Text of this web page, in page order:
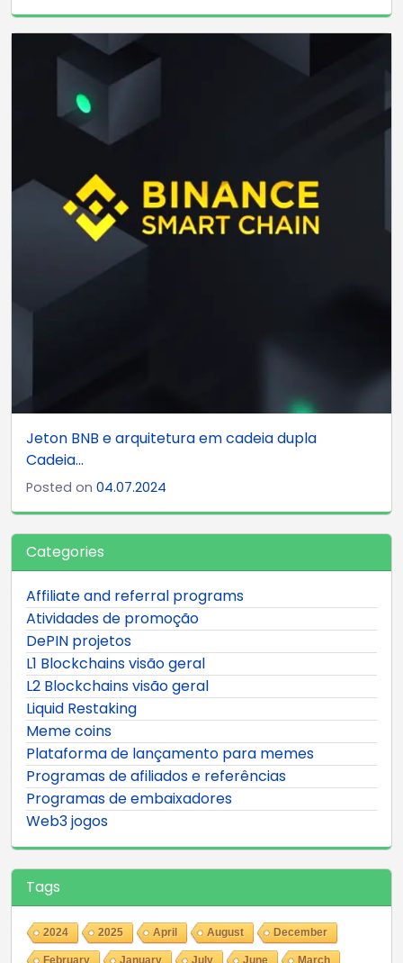
Jeton BNB e arquitetura em cadeia dupla
Cadeia...
Posted on 04.07.2024
Categories
Affiliate and referral programs
Atividades de promoção
DePIN projetos
L1 Blockchains visão geral
L2 Blockchains visão geral
Liquid Restaking
Meme coins
Plataforma de lançamento para memes
Programas de afiliados e referências
Programas de embaixadores
Web3 jogos
Tags
2024 2025 April August December
February January July June March